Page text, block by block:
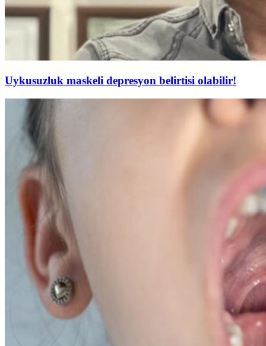
Uykusuzluk maskeli depresyon belirtisi olabilir!